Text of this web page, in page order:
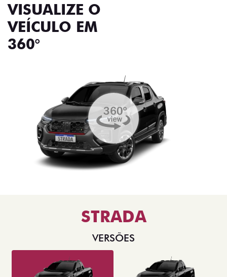
VISUALIZE O
VEÍCULO EM
360°
STRADA
VERSÕES